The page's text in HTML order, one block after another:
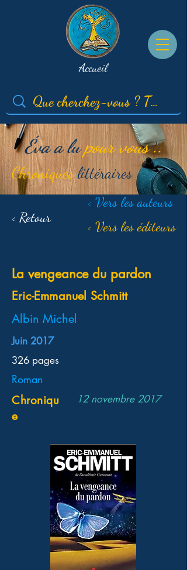
Accueil
Éva a lupour vous ..
Chroniqueslittéraires
< Retour
< Vers les auteurs
< Vers les éditeurs
La vengeance du pardon
Eric-Emmanuel Schmitt
Albin Michel
Juin 2017
326 pages
Roman
Chroniqu
e
12 novembre 2017